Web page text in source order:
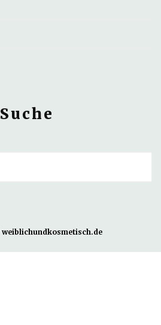
Suche
weiblichundkosmetisch.de